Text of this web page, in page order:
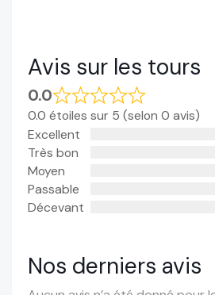
Avis sur les tours
0.0
0.0 étoiles sur 5 (selon 0 avis)
Excellent
Très bon
Moyen
Passable
Décevant
Nos derniers avis